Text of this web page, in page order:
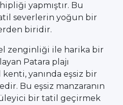
yapmıştır. Bu
severlerin yoğun bir
biridir.
zenginliği ile harika bir
Patara plajı
yanında eşsiz bir
Bu eşsiz manzaranın
bir tatil geçirmek